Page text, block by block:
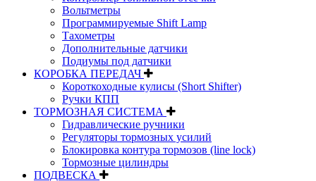
Вольтметры
Программируемые Shift Lamp
Тахометры
Дополнительные датчики
Подиумы под датчики
КОРОБКА ПЕРЕДАЧ
Короткоходные кулисы (Short Shifter)
Ручки КПП
ТОРМОЗНАЯ СИСТЕМА
Гидравлические ручники
Регуляторы тормозных усилий
Блокировка контура тормозов (line lock)
Тормозные цилиндры
ПОДВЕСКА